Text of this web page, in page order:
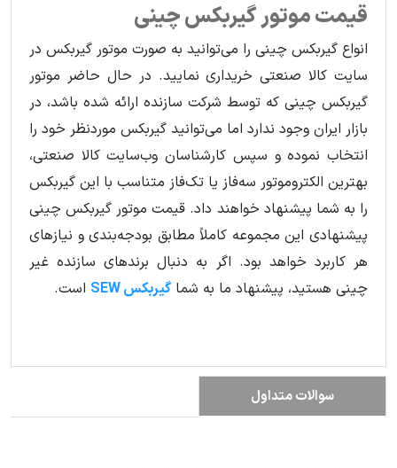
قیمت موتور گیربکس چینی
انواع گیربکس چینی را می‌توانید به صورت موتور گیربکس در
سایت کالا صنعتی خریداری نمایید. در حال حاضر موتور
گیربکس چینی که توسط شرکت سازنده ارائه شده باشد، در
بازار ایران وجود ندارد اما می‌توانید گیربکس موردنظر خود را
انتخاب نموده و سپس کارشناسان وب‌سایت کالا صنعتی،
بهترین الکتروموتور سه‌فاز یا تک‌فاز متناسب با این گیربکس
را به شما پیشنهاد خواهند داد. قیمت موتور گیربکس چینی
پیشنهادی این مجموعه کاملاً مطابق بودجه‌بندی و نیازهای
هر کاربرد خواهد بود. اگر به دنبال برندهای سازنده غیر
چینی هستید، پیشنهاد ما به شما گیربکس SEW است.
سوالات متداول